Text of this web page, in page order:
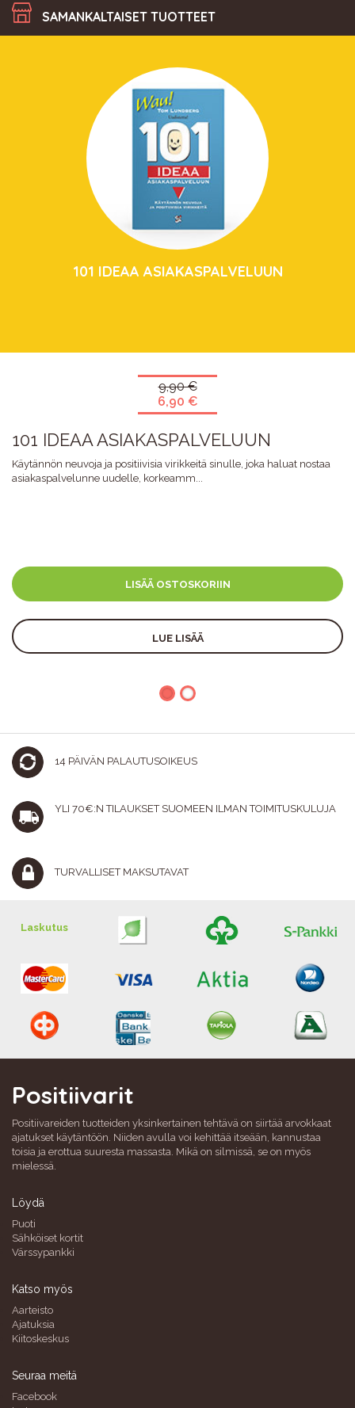
SAMANKALTAISET TUOTTEET
101 IDEAA ASIAKASPALVELUUN
9,90 €
6,90 €
101 IDEAA ASIAKASPALVELUUN
Käytännön neuvoja ja positiivisia virikkeitä sinulle, joka haluat nostaa
asiakaspalvelunne uudelle, korkeamm...
LISÄÄ OSTOSKORIIN
LUE LISÄÄ
14 PÄIVÄN PALAUTUSOIKEUS
YLI 70€:N TILAUKSET SUOMEEN ILMAN TOIMITUSKULUJA
TURVALLISET MAKSUTAVAT
Laskutus
Positiivarit
Positiivareiden tuotteiden yksinkertainen tehtävä on siirtää arvokkaat
ajatukset käytäntöön. Niiden avulla voi kehittää itseään, kannustaa
toisia ja erottua suuresta massasta. Mikä on silmissä, se on myös
mielessä.
Löydä
Puoti
Sähköiset kortit
Värssypankki
Katso myös
Aarteisto
Ajatuksia
Kiitoskeskus
Seuraa meitä
Facebook